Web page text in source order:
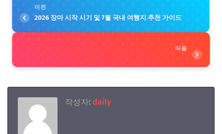
이전
2026 장마 시작 시기 및 7월 국내 여행지 추천 가이드
다음
작성자: daily